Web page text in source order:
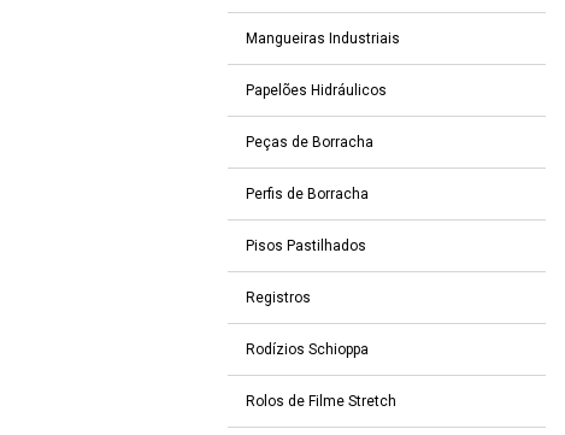
Mangueiras Industriais
Papelões Hidráulicos
Peças de Borracha
Perfis de Borracha
Pisos Pastilhados
Registros
Rodízios Schioppa
Rolos de Filme Stretch